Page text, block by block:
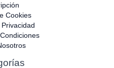
Cookies